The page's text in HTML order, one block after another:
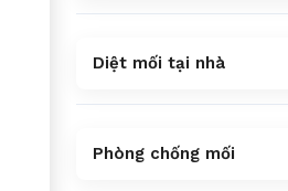
Diệt mối tại nhà
Phòng chống mối